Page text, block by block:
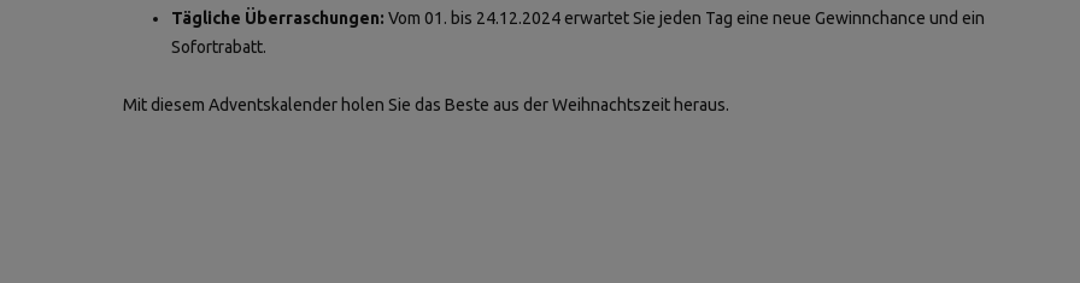
Tägliche Überraschungen: Vom 01. bis 24.12.2024 erwartet Sie jeden Tag eine neue Gewinnchance und ein
Sofortrabatt.
Mit diesem Adventskalender holen Sie das Beste aus der Weihnachtszeit heraus.